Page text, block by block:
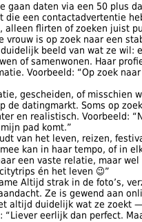
gaan daten via een 50 plus
die een contactadvertentie
alleen flirten of zoeken juist
vrouw is op zoek naar een
beeld van wat ze wil:
of samenwonen. Haar
Voorbeeld: “Op zoek
gescheiden, of misschien
de datingmarkt. Soms op
en realistisch. Voorbeeld:
pad komt.”
van het leven, reizen,
kan in haar tempo, of in
een vaste relatie, maar
én het leven 😉”
Altijd strak in de foto’s,
Ze is gewend aan
altijd duidelijk wat ze zoekt
“Liever eerlijk dan perfect.